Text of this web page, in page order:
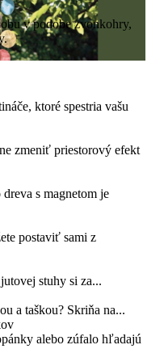
v podobe zvonkohry,
ktoré spestria vašu
zmeniť priestorový efekt
s magnetom je
postaviť sami z
stuhy si za...
a taškou? Skriňa na...
alebo zúfalo hľadajú